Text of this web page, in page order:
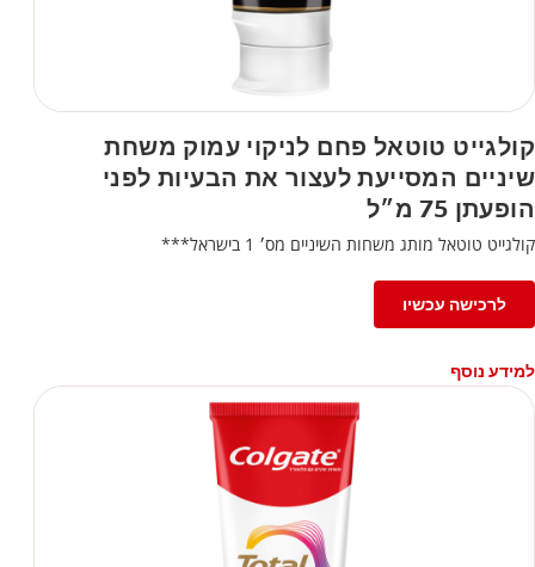
קולגייט טוטאל פחם לניקוי עמוק משחת
שיניים המסייעת לעצור את הבעיות לפני
הופעתן 75 מ״ל
קולגייט טוטאל מותג משחות השיניים מס׳ 1 בישראל***
לרכישה עכשיו
למידע נוסף